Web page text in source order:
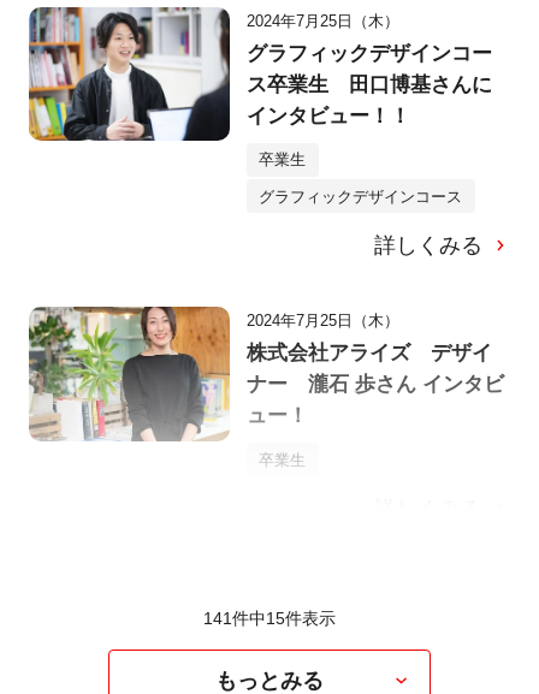
2024年7月25日（木）
グラフィックデザインコー
ス卒業生 田口博基さんに
インタビュー！！
卒業生
グラフィックデザインコース
詳しくみる
2024年7月25日（木）
株式会社アライズ デザイ
ナー 瀧石 歩さん インタビ
ュー！
卒業生
141件中15件表示
もっとみる